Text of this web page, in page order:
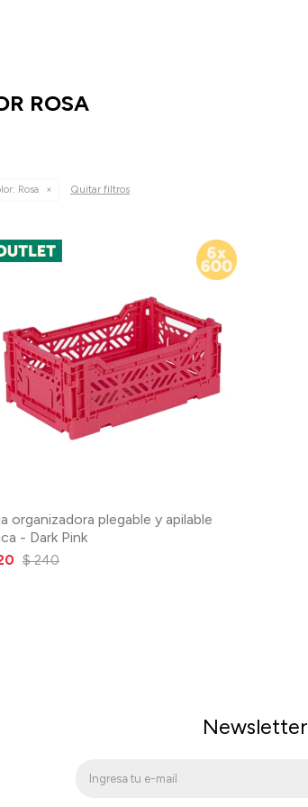
ROSA
Rosa Quitar filtros
organizadora plegable y apilable
- Dark Pink
$ 240
Newsletter